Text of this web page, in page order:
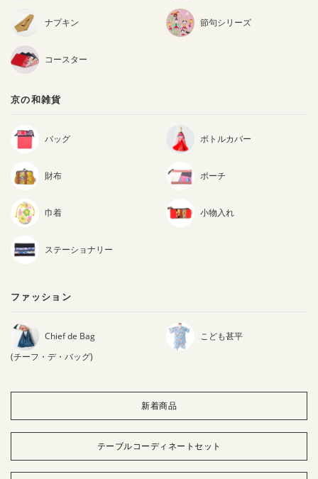
ナプキン 節句シリーズ
コースター
京の和雑貨
バッグ ボトルカバー
財布 ポーチ
巾着 小物入れ
ステーショナリー
ファッション
Chief de Bag
(チーフ・デ・バッグ)
こども甚平
新着商品
テーブルコーディネートセット